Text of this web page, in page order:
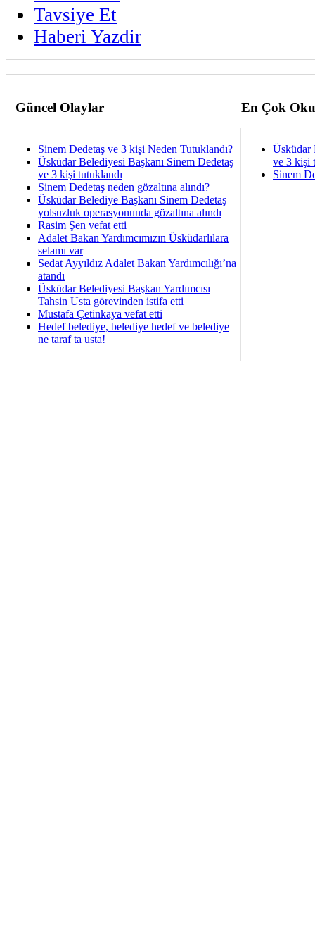
Tavsiye Et
Haberi Yazdir
Güncel Olaylar En Çok
Sinem Dedetaş ve 3 kişi Neden Tutuklandı?
Üsküdar Belediyesi Başkanı Sinem Dedetaş
ve 3 kişi tutuklandı
Sinem Dedetaş neden gözaltına alındı?
Üsküdar Belediye Başkanı Sinem Dedetaş
yolsuzluk operasyonunda gözaltına alındı
Rasim Şen vefat etti
Adalet Bakan Yardımcımızın Üsküdarlılara
selamı var
Sedat Ayyıldız Adalet Bakan Yardımcılığı’na
atandı
Üsküdar Belediyesi Başkan Yardımcısı
Tahsin Usta görevinden istifa etti
Mustafa Çetinkaya vefat etti
Hedef belediye, belediye hedef ve belediye
ne taraf ta usta!
Üsküdar
ve 3 kişi
Sinem